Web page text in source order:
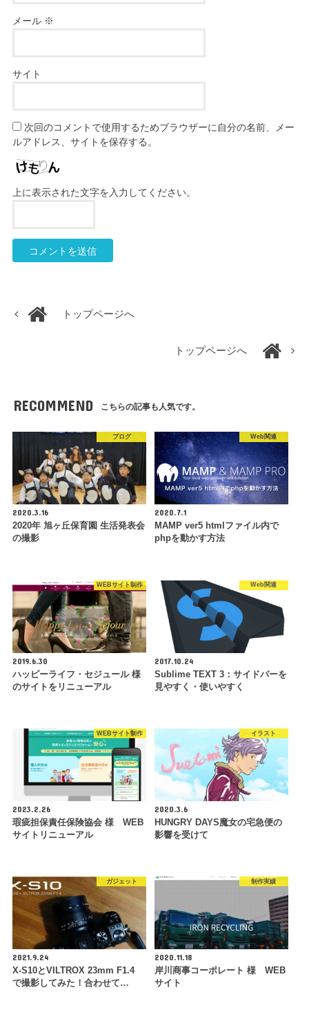
メール ※
サイト
次回のコメントで使用するためブラウザーに自分の名前、メー
ルアドレス、サイトを保存する。
上に表示された文字を入力してください。
トップページへ
トップページへ
RECOMMEND こちらの記事も人気です。
ブログ
2020.3.16
2020年 旭ヶ丘保育園 生活発表会
の撮影
Web関連
2020.7.1
MAMP ver5 htmlファイル内で
phpを動かす方法
WEBサイト制作
2019.6.30
ハッピーライフ・セジュール 様
のサイトをリニューアル
Web関連
2017.10.24
Sublime TEXT 3：サイドバーを
見やすく・使いやすく
WEBサイト制作
2023.2.26
瑕疵担保責任保険協会 様 WEB
サイトリニューアル
イラスト
2020.3.6
HUNGRY DAYS魔女の宅急便の
影響を受けて
ガジェット
2021.9.24
X-S10とVILTROX 23mm F1.4
で撮影してみた！合わせて…
制作実績
2020.11.18
岸川商事コーポレート 様 WEB
サイト